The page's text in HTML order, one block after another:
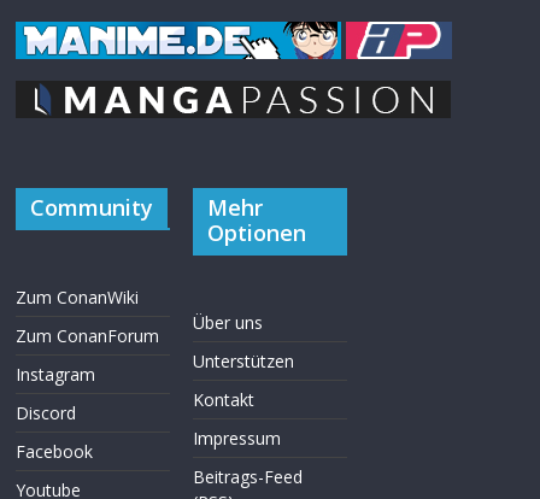
Community
Zum ConanWiki
Zum ConanForum
Instagram
Discord
Facebook
Youtube
Mehr
Optionen
Über uns
Unterstützen
Kontakt
Impressum
Beitrags-Feed